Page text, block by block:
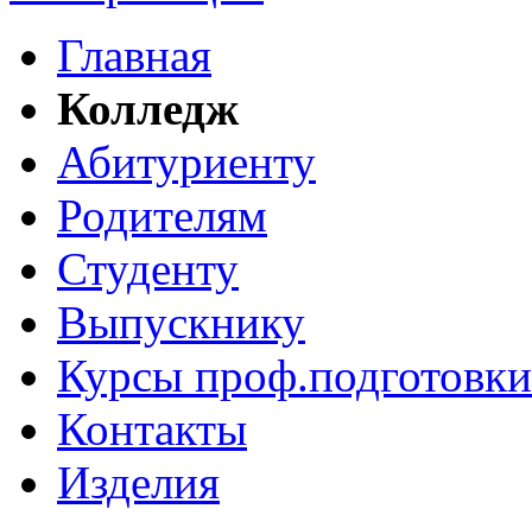
Главная
Колледж
Абитуриенту
Родителям
Студенту
Выпускнику
Курсы проф.подготовки
Контакты
Изделия